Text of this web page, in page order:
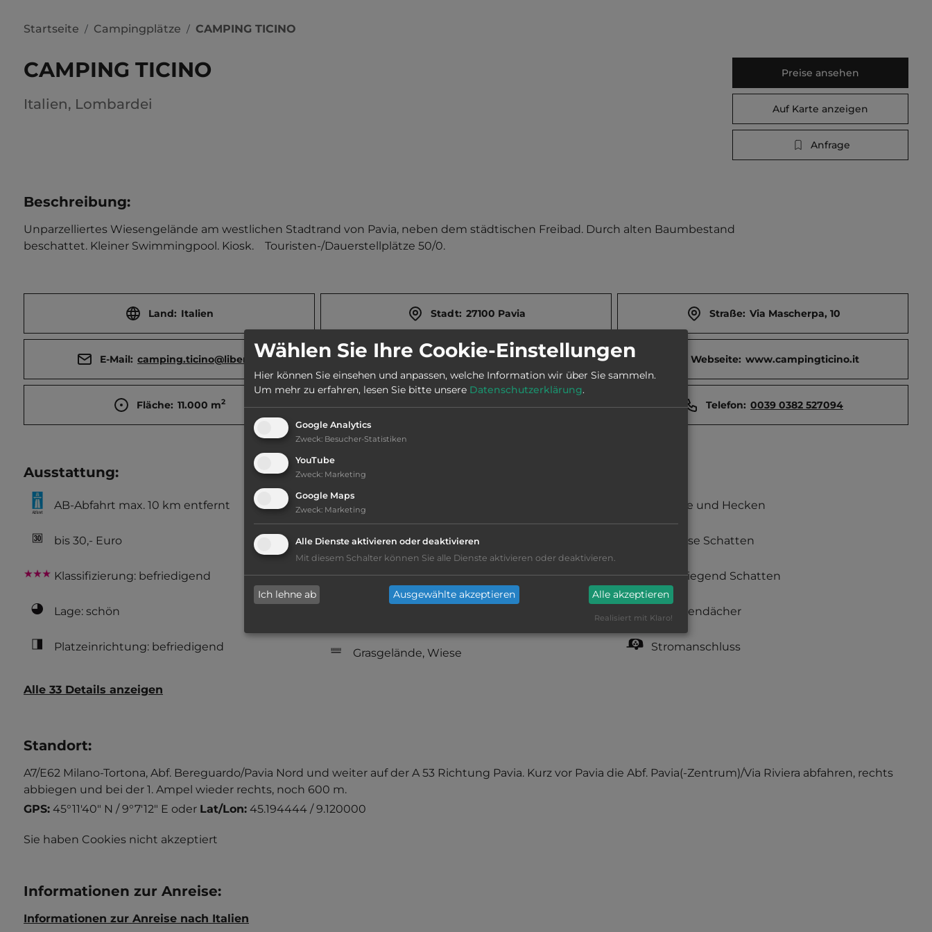
Startseite / Campingplätze / CAMPING TICINO
CAMPING TICINO
Italien, Lombardei
Preise ansehen
Auf Karte anzeigen
Anfrage
Beschreibung:
Unparzelliertes Wiesengelände am westlichen Stadtrand von Pavia, neben dem städtischen Freibad. Durch alten Baumbestand
beschattet. Kleiner Swimmingpool. Kiosk.    Touristen-/Dauerstellplätze 50/0.
Land: Italien Stadt: 27100 Pavia Straße: Via Mascherpa, 10
E-Mail: camping.ticino@libero.it Telefon: 0039 339 1166674 Webseite: www.campingticino.it
Fläche: 11.000 m2 Öffnungszeiten: 1.5. bis 15.10. Telefon: 0039 0382 527094
Ausstattung:
AB-Abfahrt max. 10 km entfernt
bis 30,- Euro
Klassifizierung: befriedigend
Lage: schön
Platzeinrichtung: befriedigend
Geräuschkulisse: überwiegend ruhig
Hygiene: gut
vorhanden
Grasgelände, Wiese
Büsche und Hecken
teilweise Schatten
überwiegend Schatten
Schattendächer
Stromanschluss
Alle 33 Details anzeigen
Standort:
A7/E62 Milano-Tortona, Abf. Bereguardo/Pavia Nord und weiter auf der A 53 Richtung Pavia. Kurz vor Pavia die Abf. Pavia(-Zentrum)/Via Riviera abfahren, rechts
abbiegen und bei der 1. Ampel wieder rechts, noch 600 m.
GPS: 45°11'40" N / 9°7'12" E oder Lat/Lon: 45.194444 / 9.120000
Sie haben Cookies nicht akzeptiert
Informationen zur Anreise:
Informationen zur Anreise nach Italien
Wählen Sie Ihre Cookie-Einstellungen
Hier können Sie einsehen und anpassen, welche Information wir über Sie sammeln.
Um mehr zu erfahren, lesen Sie bitte unsere Datenschutzerklärung.
Google Analytics
Zweck: Besucher-Statistiken
YouTube
Zweck: Marketing
Google Maps
Zweck: Marketing
Alle Dienste aktivieren oder deaktivieren
Mit diesem Schalter können Sie alle Dienste aktivieren oder deaktivieren.
Ich lehne ab Ausgewählte akzeptieren Alle akzeptieren
Realisiert mit Klaro!